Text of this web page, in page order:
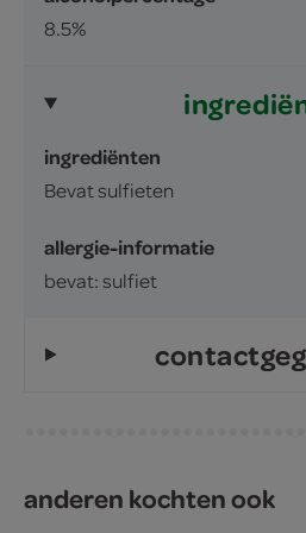
8.5%
ingrediënten
Bevat sulfieten
allergie-informatie
bevat: sulfiet
anderen kochten ook